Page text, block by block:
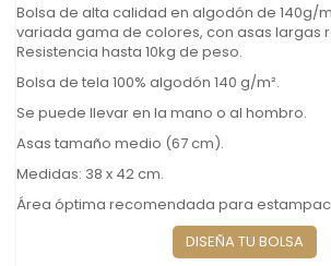
Bolsa de alta calidad en algodón de 140g/
variada gama de colores, con asas largas
Resistencia hasta 10kg de peso.
Bolsa de tela 100% algodón 140 g/m².
Se puede llevar en la mano o al hombro.
Asas tamaño medio (67 cm).
Medidas: 38 x 42 cm.
Área óptima recomendada para
DISEÑA TU BOLSA